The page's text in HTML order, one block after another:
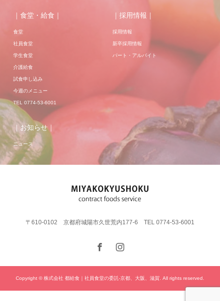
｜食堂・給食｜
食堂
社員食堂
学生食堂
介護給食
試食申し込み
今週のメニュー
TEL 0774-53-6001
｜採用情報｜
採用情報
新卒採用情報
パート・アルバイト
｜お知らせ｜
ニュース
〒610-0102 京都府城陽市久世荒内177-6 TEL 0774-53-6001
Copyright © 株式会社 都給食｜社員食堂の委託-京都、大阪、滋賀. All rights reserved.